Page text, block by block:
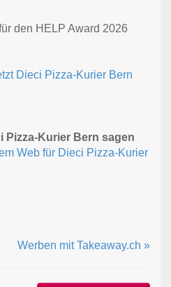
den HELP Award 2026
Dieci Pizza-Kurier Bern
Pizza-Kurier Bern sagen
Web für Dieci Pizza-Kurier
Werben mit Takeaway.ch »